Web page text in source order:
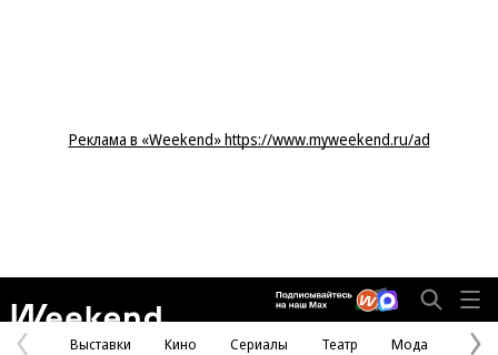
Реклама в «Weekend» https://www.myweekend.ru/ad
Выставки Кино Сериалы Театр Мода